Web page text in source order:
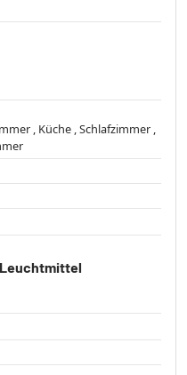
, Küche , Schlafzimmer ,